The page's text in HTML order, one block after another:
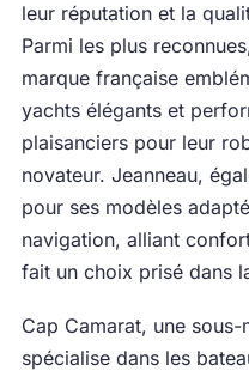
leur réputation et la
Parmi les plus
marque française
yachts élégants et
plaisanciers pour leur
novateur. Jeanneau,
pour ses modèles
navigation, alliant
fait un choix prisé dans
Cap Camarat, une
spécialise dans les